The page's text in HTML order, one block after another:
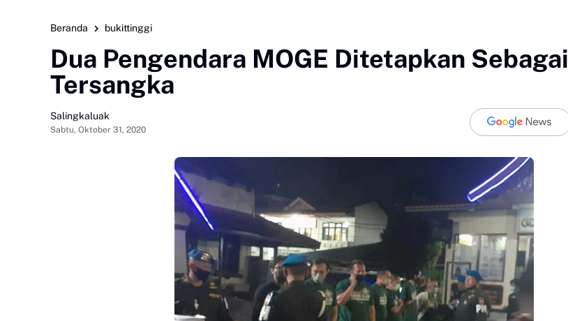
Beranda bukittinggi
Dua Pengendara MOGE Ditetapkan Sebagai
Tersangka
Salingkaluak
Sabtu, Oktober 31, 2020